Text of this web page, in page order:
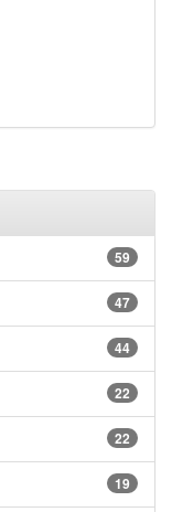
59
47
44
22
22
19